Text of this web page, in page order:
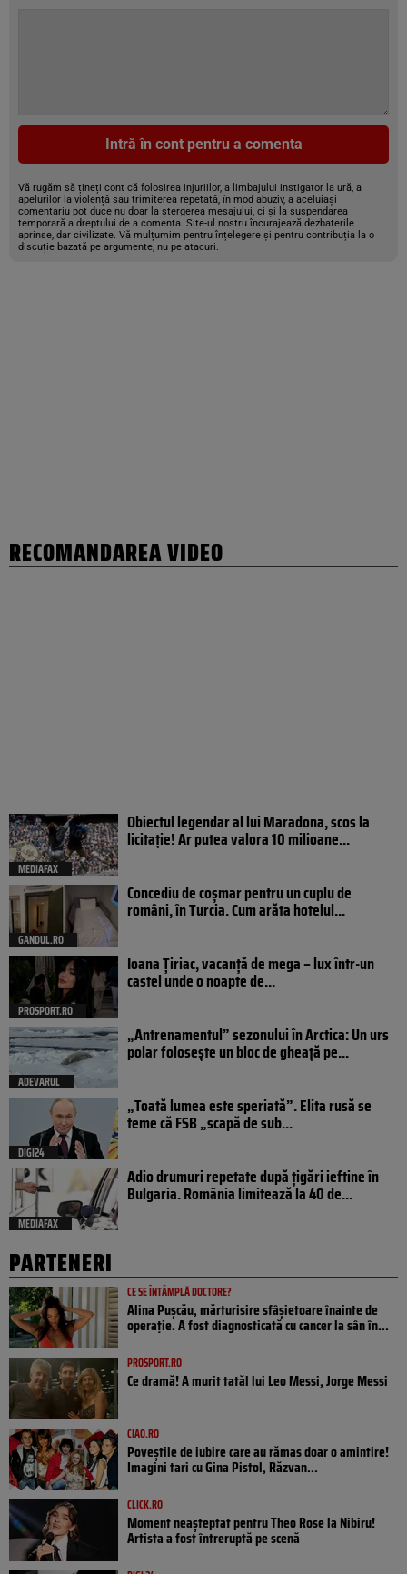
Intră în cont pentru a comenta
Vă rugăm să țineți cont că folosirea injuriilor, a limbajului instigator la ură, a
apelurilor la violență sau trimiterea repetată, în mod abuziv, a aceluiași
comentariu pot duce nu doar la ștergerea mesajului, ci și la suspendarea
temporară a dreptului de a comenta. Site-ul nostru încurajează dezbaterile
aprinse, dar civilizate. Vă mulțumim pentru înțelegere și pentru contribuția la o
discuție bazată pe argumente, nu pe atacuri.
RECOMANDAREA VIDEO
MEDIAFAX
Obiectul legendar al lui Maradona, scos la
licitație! Ar putea valora 10 milioane...
GANDUL.RO
Concediu de coșmar pentru un cuplu de
români, în Turcia. Cum arăta hotelul...
PROSPORT.RO
Ioana Țiriac, vacanță de mega – lux într-un
castel unde o noapte de...
ADEVARUL
„Antrenamentul” sezonului în Arctica: Un urs
polar folosește un bloc de gheață pe...
DIGI24
„Toată lumea este speriată”. Elita rusă se
teme că FSB „scapă de sub...
MEDIAFAX
Adio drumuri repetate după țigări ieftine în
Bulgaria. România limitează la 40 de...
PARTENERI
CE SE ÎNTÂMPLĂ DOCTORE?
Alina Pușcău, mărturisire sfâșietoare înainte de
operație. A fost diagnosticată cu cancer la sân în...
PROSPORT.RO
Ce dramă! A murit tatăl lui Leo Messi, Jorge Messi
CIAO.RO
Poveştile de iubire care au rămas doar o amintire!
Imagini tari cu Gina Pistol, Răzvan...
CLICK.RO
Moment neașteptat pentru Theo Rose la Nibiru!
Artista a fost întreruptă pe scenă